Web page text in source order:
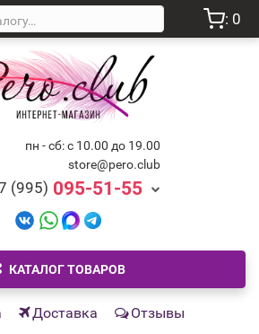
: 0
пн - сб: с 10.00 до 19.00
store@pero.club
(995) 095-51-55
КАТАЛОГ ТОВАРОВ
Доставка Отзывы